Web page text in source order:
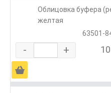
Облицовка буфера
желтая
63501-
- +
Ä